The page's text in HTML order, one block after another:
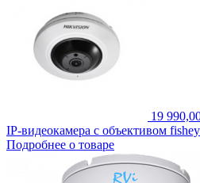
19
IP-видеокамера с объективом
Подробнее о товаре